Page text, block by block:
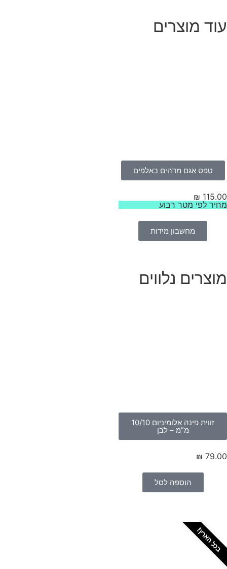
מוצרים
טפט אגם מדהים באלפים
₪
לפי מטר רבוע
מחשבון מידות
נלווים
זווית פינה אלומיניום 10/10
מ”מ – לבן
₪
הוספה לסל
הארץ!